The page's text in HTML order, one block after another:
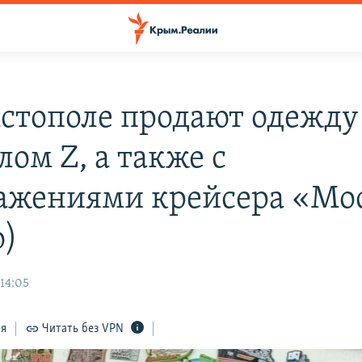
продают одежду
Z, а также с
крейсера
Читать без VPN